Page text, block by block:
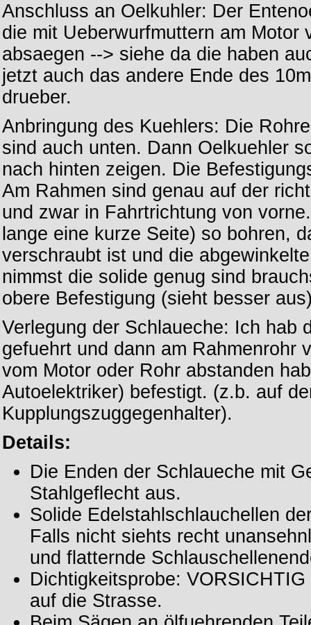
Anschluss an Oelkuhler: Der
die mit Ueberwurfmuttern am
absaegen --> siehe da die haben
jetzt auch das andere Ende des
drueber.
Anbringung des Kuehlers: Die
sind auch unten. Dann Oelkuehler
nach hinten zeigen. Die
Am Rahmen sind genau auf der
und zwar in Fahrtrichtung von
lange eine kurze Seite) so bohren,
verschraubt ist und die
nimmst die solide genug sind
obere Befestigung (sieht besser
Verlegung der Schlaueche: Ich hab
gefuehrt und dann am Rahmenrohr
vom Motor oder Rohr abstanden
Autoelektriker) befestigt. (z.b. auf
Kupplungszuggegenhalter).
Details:
Die Enden der Schlaueche mit
Stahlgeflecht aus.
Solide Edelstahlschlauchellen
Falls nicht siehts recht
und flatternde
Dichtigkeitsprobe:
auf die Strasse.